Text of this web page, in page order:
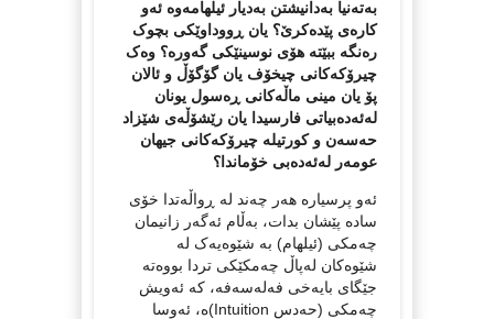
بەتەنیا بەدانیشتن بەدیار ئیلهامەوە ئەو
کارەی پێدەکرێ؟ یان ڕووداوێکی بچوک
رەنگە ببێتە هۆی نوسینێکی گەورە؟ وەک
چیرۆکەکانی چیخۆف یان گۆگۆڵ و ئالان
پۆ یان مینی ماڵەکانی ڕەسول یونان
له‌ئه‌ده‌بیاتی فارسیدا یان رێشۆڵەی شێزاد
حەسەن و کورتیلە چیرۆکەکانی جیهان
عومەر له‌ئه‌ده‌بی خۆماندا؟
ئەو پرسیارە هەر چەند لە ڕواڵەتدا خۆی
سادە پێشان بدات، بەڵام ئەگەر زانیمان
چەمکی (ئیلهام) بە شێوەیەک لە
شێوەکان لەپاڵ چەمکێکی تردا بووەتە
جێگای بایەخی فەلەسەفە، کە ئەویش
چەمکی (حەدس Intuition)ە، ئەوسا